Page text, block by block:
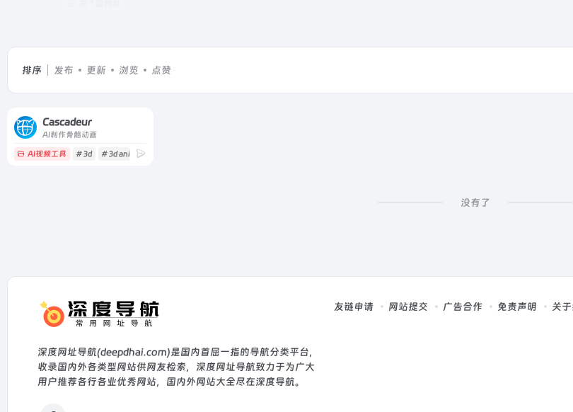
排序 发布 更新 浏览 点赞
Cascadeur
AI制作骨骼动画
AI视频工具 # 3d # 3d animation
没有了
深度网址导航(deepdhai.com)是国内首屈一指的导航分类平台，
收录国内外各类型网站供网友检索，深度网址导航致力于为广大
用户推荐各行各业优秀网站，国内外网站大全尽在深度导航。
友链申请 网站提交 广告合作 免责声明 关